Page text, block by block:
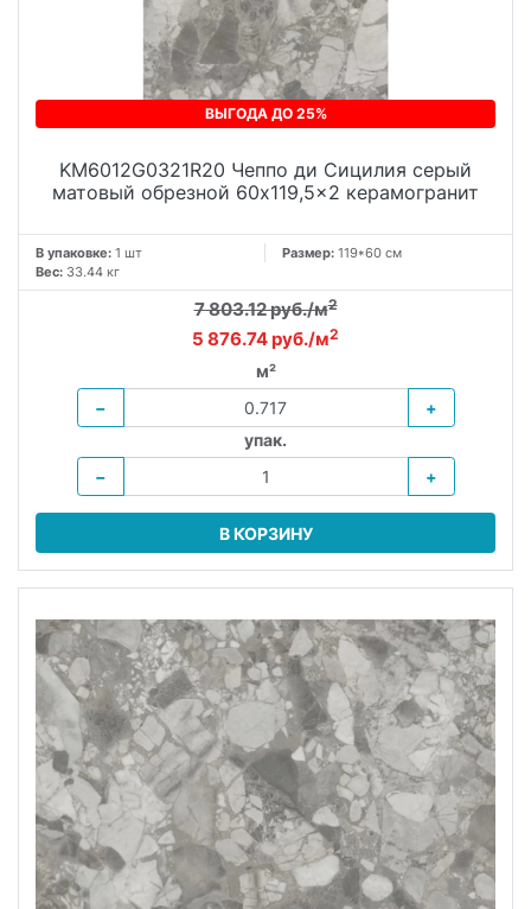
ВЫГОДА ДО 25%
KM6012G0321R20 Чеппо ди Сицилия серый
матовый обрезной 60x119,5x2 керамогранит
В упаковке: 1 шт Размер: 119*60 см
Вес: 33.44 кг
7 803.12 руб./м2
5 876.74 руб./м2
м²
−
+
упак.
−
+
В КОРЗИНУ